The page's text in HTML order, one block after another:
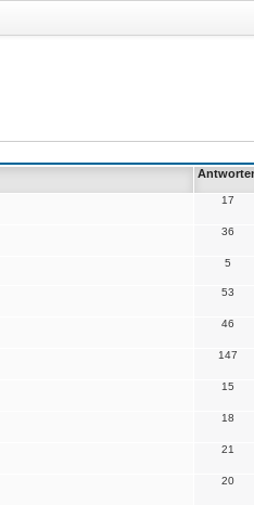
17
36
5
53
46
147
15
18
21
20